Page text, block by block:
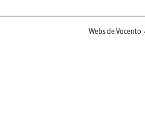
Webs de Vocento